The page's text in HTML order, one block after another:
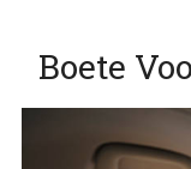
Boete